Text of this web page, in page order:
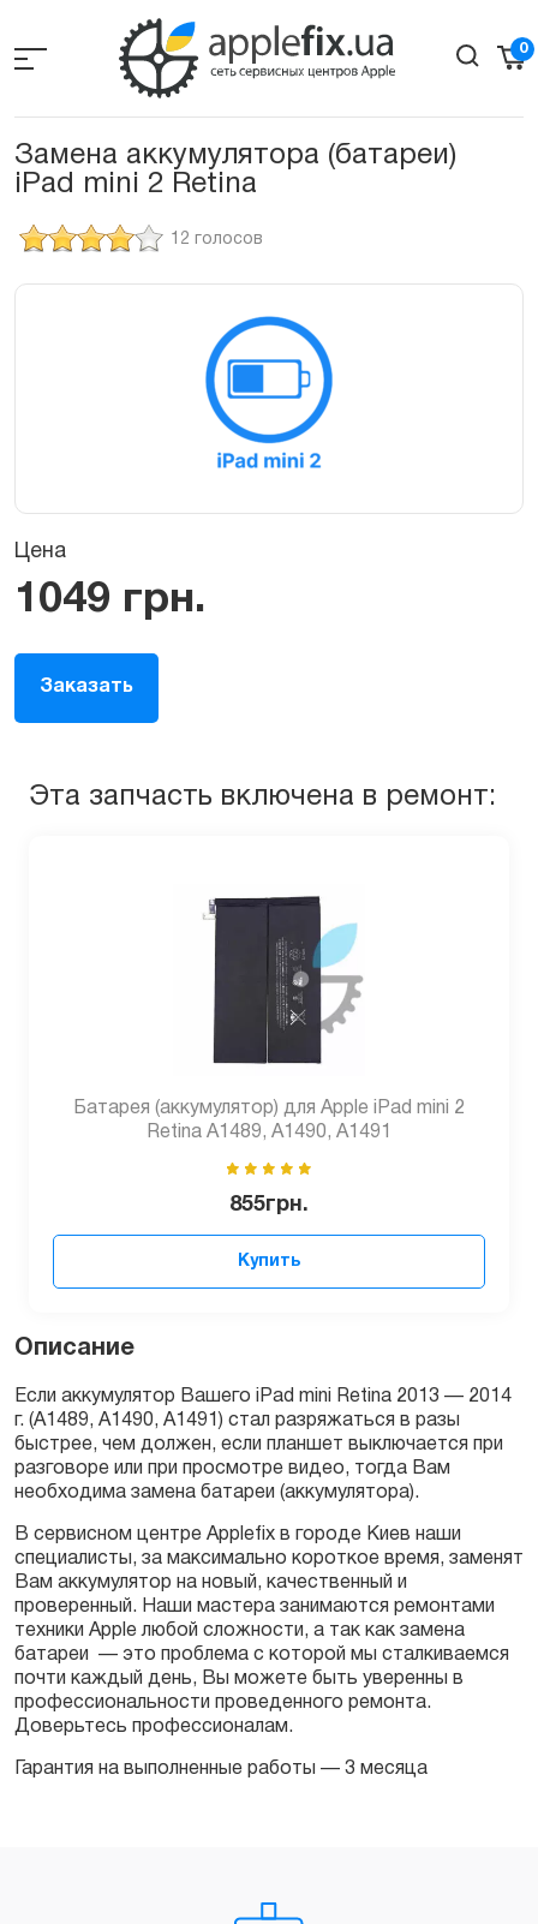
the
0
Замена аккумулятора (батареи)
iPad mini 2 Retina
12 голосов
Цена
1049 грн.
Заказать
Эта запчасть включена в ремонт:
Батарея (аккумулятор) для Apple iPad mini 2
Retina A1489, A1490, A1491
855грн.
Купить
Описание
Если аккумулятор Вашего iPad mini Retina 2013 — 2014
г. (А1489, А1490, А1491) стал разряжаться в разы
быстрее, чем должен, если планшет выключается при
разговоре или при просмотре видео, тогда Вам
необходима замена батареи (аккумулятора).
В сервисном центре Applefix в городе Киев наши
специалисты, за максимально короткое время, заменят
Вам аккумулятор на новый, качественный и
проверенный. Наши мастера занимаются ремонтами
техники Apple любой сложности, а так как замена
батареи — это проблема с которой мы сталкиваемся
почти каждый день, Вы можете быть уверенны в
профессиональности проведенного ремонта.
Доверьтесь профессионалам.
Гарантия на выполненные работы — 3 месяца